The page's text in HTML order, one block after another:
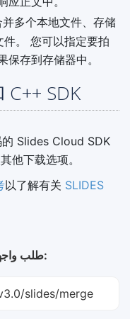
并多个本地文件、存储
。 您可以指定要拍
存到存储器中。
C++ SDK
Slides Cloud SDK
他下载选项。
以了解有关 SLIDES
طلب واجهة برمجة التطبيقات:
slides/merge